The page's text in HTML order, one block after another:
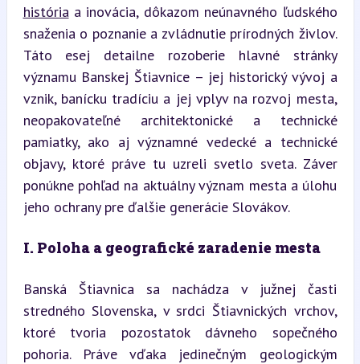
história a inovácia, dôkazom neúnavného ľudského
snaženia o poznanie a zvládnutie prírodných živlov.
Táto esej detailne rozoberie hlavné stránky
významu Banskej Štiavnice – jej historický vývoj a
vznik, banícku tradíciu a jej vplyv na rozvoj mesta,
neopakovateľné architektonické a technické
pamiatky, ako aj významné vedecké a technické
objavy, ktoré práve tu uzreli svetlo sveta. Záver
ponúkne pohľad na aktuálny význam mesta a úlohu
jeho ochrany pre ďalšie generácie Slovákov.
I. Poloha a geografické zaradenie mesta
Banská Štiavnica sa nachádza v južnej časti
stredného Slovenska, v srdci Štiavnických vrchov,
ktoré tvoria pozostatok dávneho sopečného
pohoria. Práve vďaka jedinečným geologickým